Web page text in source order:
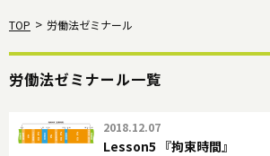
TOP 労働法ゼミナール
労働法ゼミナール一覧
2018.12.07
Lesson5 『拘束時間』